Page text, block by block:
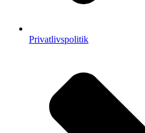
Privatlivspolitik